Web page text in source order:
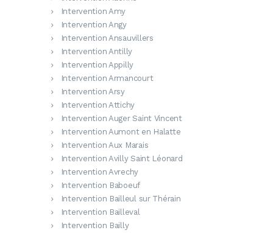
Intervention Amy
Intervention Angy
Intervention Ansauvillers
Intervention Antilly
Intervention Appilly
Intervention Armancourt
Intervention Arsy
Intervention Attichy
Intervention Auger Saint Vincent
Intervention Aumont en Halatte
Intervention Aux Marais
Intervention Avilly Saint Léonard
Intervention Avrechy
Intervention Baboeuf
Intervention Bailleul sur Thérain
Intervention Bailleval
Intervention Bailly